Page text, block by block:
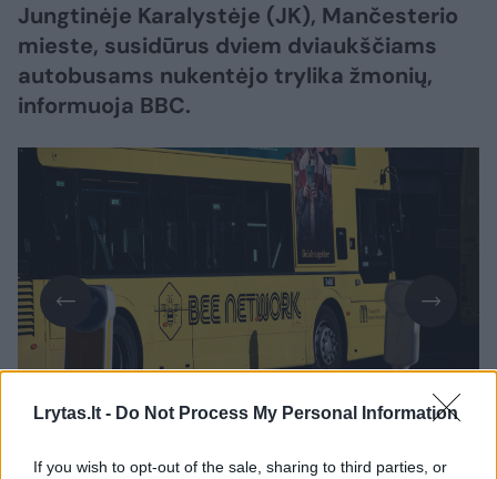
Lrytas.lt - Do Not Process My Personal Information
If you wish to opt-out of the sale, sharing to third parties, or
Jungtinėje Karalystėje (JK), Mančesterio
mieste, susidūrus dviem dviaukščiams
autobusams nukentėjo trylika žmonių,
informuoja BBC.
Daugiau nuotraukų (1)